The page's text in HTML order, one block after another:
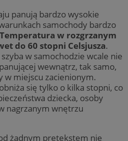
panują bardzo wysokie
samochody bardzo
Temperatura w rozgrzanym
do 60 stopni Celsjusza.
w samochodzie wcale nie
wewnątrz, tak samo,
w miejscu zacienionym.
się tylko o kilka stopni, co
dziecka, osoby
nagrzanym wnętrzu
żadnym pretekstem nie